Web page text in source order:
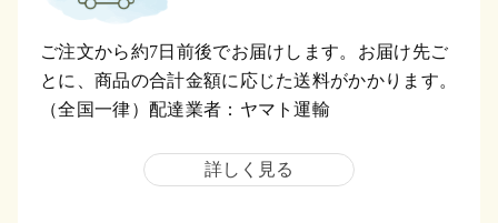
ご注文から約7日前後でお届けします。お届け先ご
とに、商品の合計金額に応じた送料がかかります。
（全国一律）配達業者：ヤマト運輸
詳しく見る